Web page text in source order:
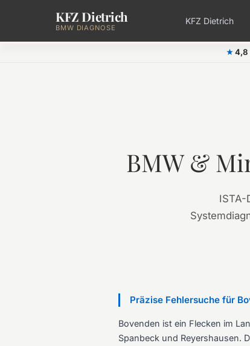
Zum Hauptinhalt springen
KFZ Dietrich
BMW DIAGNOSE
KFZ Dietrich
★ 4,8
BMW &
ISTA-
Präzise Fehlersuche für
Bovenden ist ein Flecken im
Spanbeck und Reyershausen.